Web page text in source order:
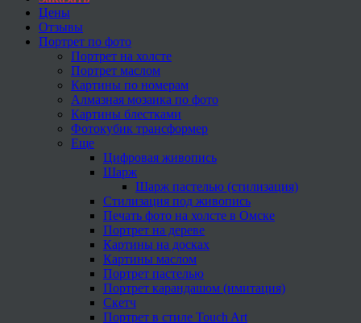
Цены
Отзывы
Портрет по фото
Портрет на холсте
Портрет маслом
Картины по номерам
Алмазная мозаика по фото
Картины блестками
Фотокубик трансформер
Еще
Цифровая живопись
Шарж
Шарж пастелью (стилизация)
Стилизация под живопись
Печать фото на холсте в Омске
Портрет на дереве
Картины на досках
Картины маслом
Портрет пастелью
Портрет карандашом (имитация)
Скетч
Портрет в стиле Touch Art